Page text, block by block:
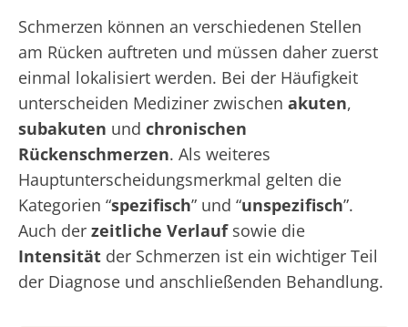
Schmerzen können an verschiedenen Stellen
am Rücken auftreten und müssen daher zuerst
einmal lokalisiert werden. Bei der Häufigkeit
unterscheiden Mediziner zwischen akuten,
subakuten und chronischen
Rückenschmerzen. Als weiteres
Hauptunterscheidungsmerkmal gelten die
Kategorien “spezifisch” und “unspezifisch”.
Auch der zeitliche Verlauf sowie die
Intensität der Schmerzen ist ein wichtiger Teil
der Diagnose und anschließenden Behandlung.